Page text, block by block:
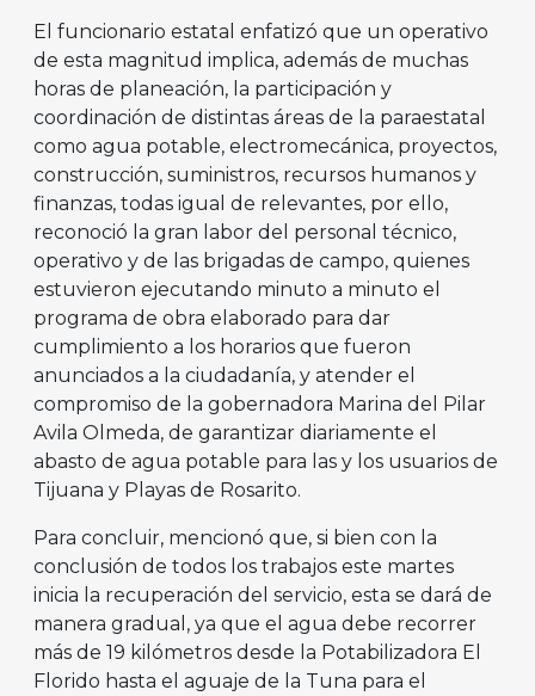
El funcionario estatal enfatizó que un operativo
de esta magnitud implica, además de muchas
horas de planeación, la participación y
coordinación de distintas áreas de la paraestatal
como agua potable, electromecánica, proyectos,
construcción, suministros, recursos humanos y
finanzas, todas igual de relevantes, por ello,
reconoció la gran labor del personal técnico,
operativo y de las brigadas de campo, quienes
estuvieron ejecutando minuto a minuto el
programa de obra elaborado para dar
cumplimiento a los horarios que fueron
anunciados a la ciudadanía, y atender el
compromiso de la gobernadora Marina del Pilar
Avila Olmeda, de garantizar diariamente el
abasto de agua potable para las y los usuarios de
Tijuana y Playas de Rosarito.
Para concluir, mencionó que, si bien con la
conclusión de todos los trabajos este martes
inicia la recuperación del servicio, esta se dará de
manera gradual, ya que el agua debe recorrer
más de 19 kilómetros desde la Potabilizadora El
Florido hasta el aguaje de la Tuna para el